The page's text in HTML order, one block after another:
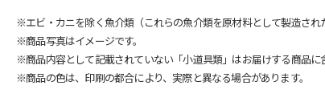
※エビ・カニを除く魚介類（これらの魚介類を原材料として製造さ
※商品写真はイメージです。
※商品内容として記載されていない「小道具類」はお届けする商品に
※商品の色は、印刷の都合により、実際と異なる場合があります。